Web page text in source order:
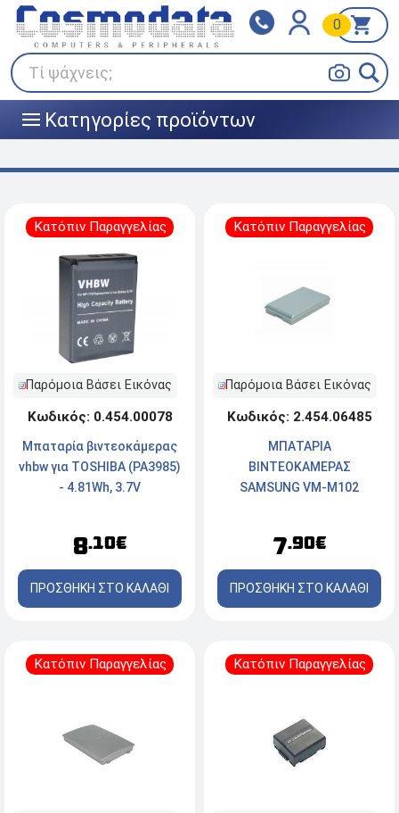
Τί ψάχνεις;
0
||| Κατηγορίες προϊόντων
Klarna
Πληρώστε σε 3
άτοκες δόσεις
BOX NOW
Κατόπιν Παραγγελίας
Παρόμοια Βάσει Εικόνας
Κωδικός: 0.454.00078
Μπαταρία βιντεοκάμερας
vhbw για TOSHIBA (PA3985)
- 4.81Wh, 3.7V
8.10€
ΠΡΟΣΘΗΚΗ ΣΤΟ ΚΑΛΑΘΙ
Κατόπιν Παραγγελίας
Παρόμοια Βάσει Εικόνας
Κωδικός: 2.454.06485
ΜΠΑΤΑΡΙΑ
ΒΙΝΤΕΟΚΑΜΕΡΑΣ
SAMSUNG VM-M102
7.90€
ΠΡΟΣΘΗΚΗ ΣΤΟ ΚΑΛΑΘΙ
Κατόπιν Παραγγελίας Κατόπιν Παραγγελίας